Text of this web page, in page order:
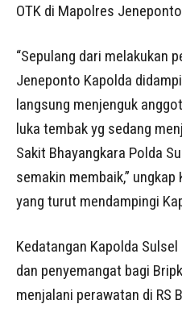
OTK di Mapolres
“Sepulang dari melakukan
Jeneponto Kapolda
langsung menjenguk
luka tembak yg sedang
Sakit Bhayangkara Polda
semakin membaik,”
yang turut mendampingi
Kedatangan Kapolda
dan penyemangat bagi
menjalani perawatan di RS